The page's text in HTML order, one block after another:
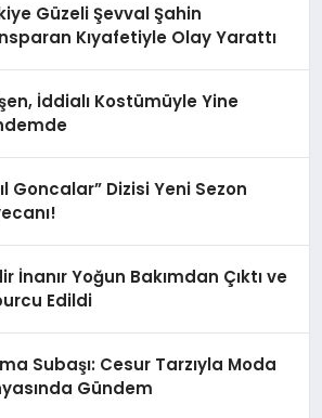
Güzeli Şevval Şahin
Kıyafetiyle Olay Yarattı
İddialı Kostümüyle Yine
Goncalar” Dizisi Yeni Sezon
İnanır Yoğun Bakımdan Çıktı ve
Edildi
Subaşı: Cesur Tarzıyla Moda
Gündem